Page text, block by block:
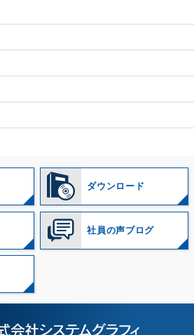
ダウンロード
社員の声ブログ